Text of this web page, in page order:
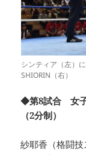
シンティア（左）
SHIORIN（右）
◆第8試合 女子
（2分制）
紗耶香（格闘技